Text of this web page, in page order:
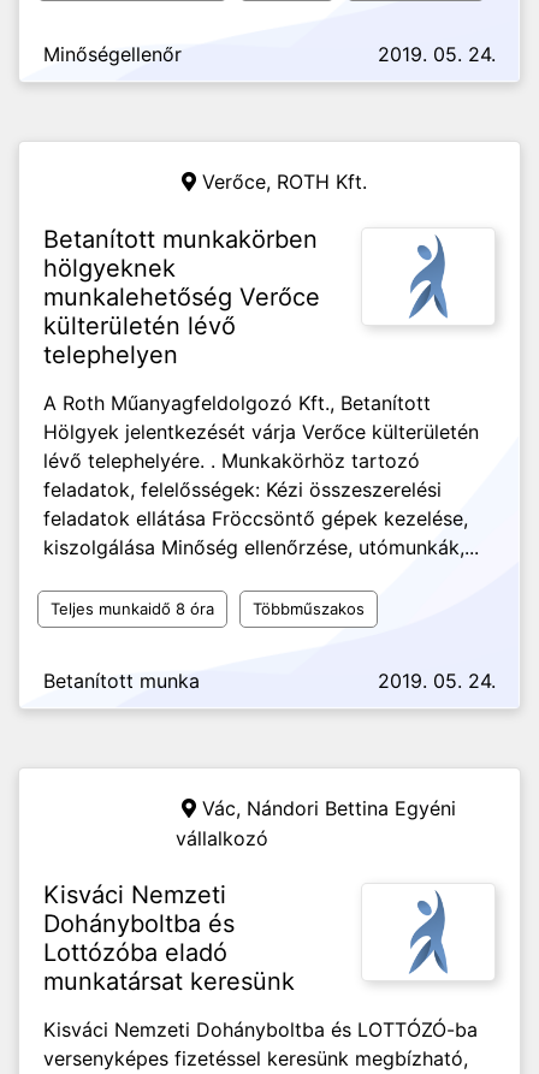
Minőségellenőr 2019. 05. 24.
Verőce, ROTH Kft.
Betanított munkakörben
hölgyeknek
munkalehetőség Verőce
külterületén lévő
telephelyen
A Roth Műanyagfeldolgozó Kft., Betanított
Hölgyek jelentkezését várja Verőce külterületén
lévő telephelyére. . Munkakörhöz tartozó
feladatok, felelősségek: Kézi összeszerelési
feladatok ellátása Fröccsöntő gépek kezelése,
kiszolgálása Minőség ellenőrzése, utómunkák,...
Teljes munkaidő 8 óra Többműszakos
Betanított munka 2019. 05. 24.
Vác, Nándori Bettina Egyéni
vállalkozó
Kisváci Nemzeti
Dohányboltba és
Lottózóba eladó
munkatársat keresünk
Kisváci Nemzeti Dohányboltba és LOTTÓZÓ-ba
versenyképes fizetéssel keresünk megbízható,